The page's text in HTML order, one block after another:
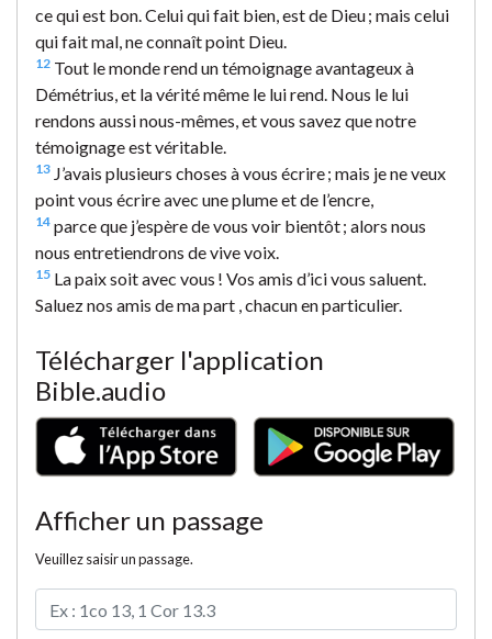
ce qui est bon. Celui qui fait bien, est de Dieu ; mais celui
qui fait mal, ne connaît point Dieu.
12 Tout le monde rend un témoignage avantageux à
Démétrius, et la vérité même le lui rend. Nous le lui
rendons aussi nous-mêmes, et vous savez que notre
témoignage est véritable.
13 J’avais plusieurs choses à vous écrire ; mais je ne veux
point vous écrire avec une plume et de l’encre,
14 parce que j’espère de vous voir bientôt ; alors nous
nous entretiendrons de vive voix.
15 La paix soit avec vous ! Vos amis d’ici vous saluent.
Saluez nos amis de ma part , chacun en particulier.
Télécharger l'application
Bible.audio
Afficher un passage
Veuillez saisir un passage.